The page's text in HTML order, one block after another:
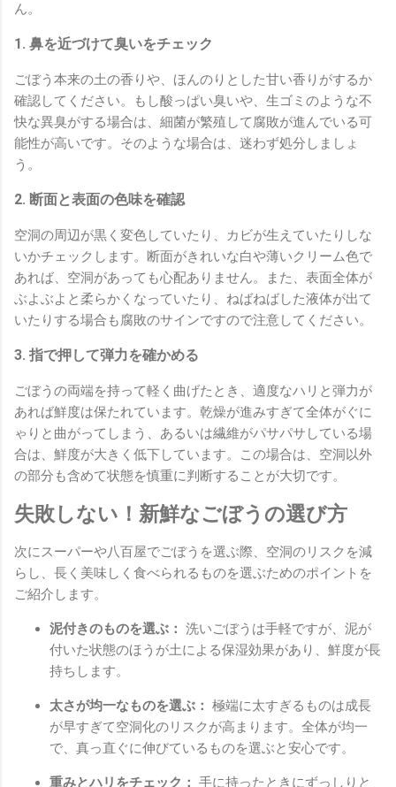
ん。
1. 鼻を近づけて臭いをチェック
ごぼう本来の土の香りや、ほんのりとした甘い香りがするか
確認してください。もし酸っぱい臭いや、生ゴミのような不
快な異臭がする場合は、細菌が繁殖して腐敗が進んでいる可
能性が高いです。そのような場合は、迷わず処分しましょ
う。
2. 断面と表面の色味を確認
空洞の周辺が黒く変色していたり、カビが生えていたりしな
いかチェックします。断面がきれいな白や薄いクリーム色で
あれば、空洞があっても心配ありません。また、表面全体が
ぶよぶよと柔らかくなっていたり、ねばねばした液体が出て
いたりする場合も腐敗のサインですので注意してください。
3. 指で押して弾力を確かめる
ごぼうの両端を持って軽く曲げたとき、適度なハリと弾力が
あれば鮮度は保たれています。乾燥が進みすぎて全体がぐに
ゃりと曲がってしまう、あるいは繊維がパサパサしている場
合は、鮮度が大きく低下しています。この場合は、空洞以外
の部分も含めて状態を慎重に判断することが大切です。
失敗しない！新鮮なごぼうの選び方
次にスーパーや八百屋でごぼうを選ぶ際、空洞のリスクを減
らし、長く美味しく食べられるものを選ぶためのポイントを
ご紹介します。
泥付きのものを選ぶ： 洗いごぼうは手軽ですが、泥が
付いた状態のほうが土による保湿効果があり、鮮度が長
持ちします。
太さが均一なものを選ぶ： 極端に太すぎるものは成長
が早すぎて空洞化のリスクが高まります。全体が均一
で、真っ直ぐに伸びているものを選ぶと安心です。
重みとハリをチェック： 手に持ったときにずっしりと